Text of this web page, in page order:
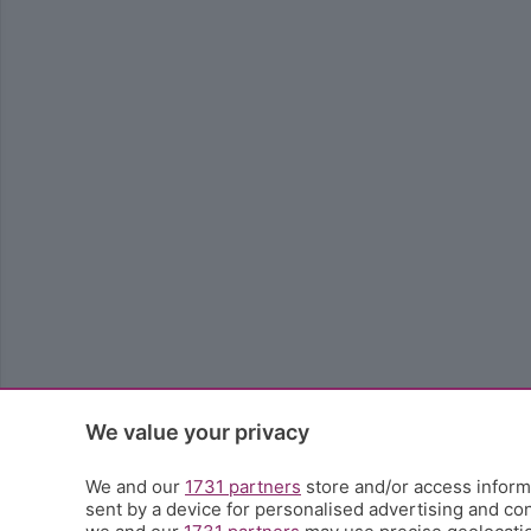
We value your privacy
We and our 1731 partners store and/or access
sent by a device for personalised advertising and